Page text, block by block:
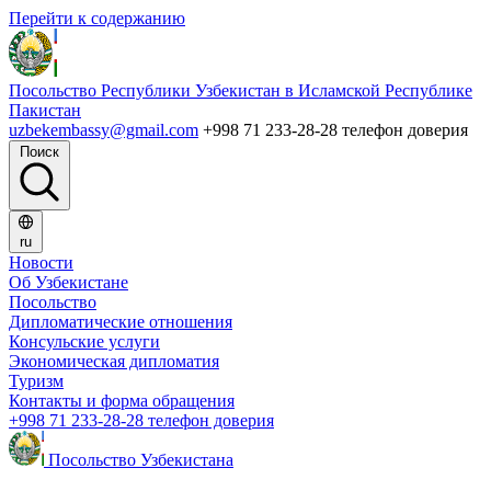
Перейти к содержанию
Посольство Республики Узбекистан в Исламской Республике
Пакистан
uzbekembassy@gmail.com +998 71 233-28-28 телефон доверия
Поиск
ru
Новости
Об Узбекистане
Посольство
Дипломатические отношения
Консульские услуги
Экономическая дипломатия
Туризм
Контакты и форма обращения
+998 71 233-28-28 телефон доверия
Посольство Узбекистана